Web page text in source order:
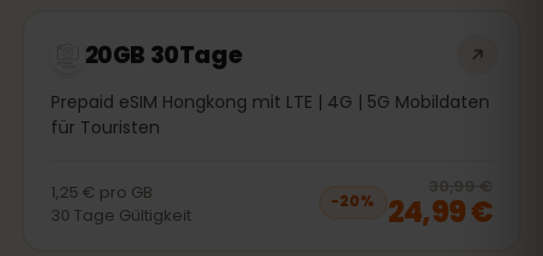
20GB 30Tage
Prepaid eSIM Hongkong mit LTE | 4G | 5G Mobildaten
für Touristen
1,25 € pro GB
30 Tage Gültigkeit
−20%
30,99 €
24,99 €